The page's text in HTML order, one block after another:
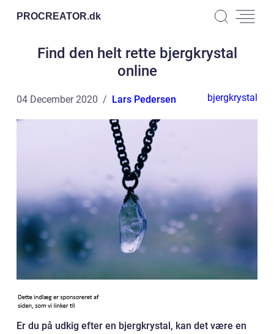
PROCREATOR.dk
Find den helt rette bjergkrystal
online
04 December 2020 Lars Pedersen bjergkrystal
Er du på udkig efter en bjergkrystal, kan det være en